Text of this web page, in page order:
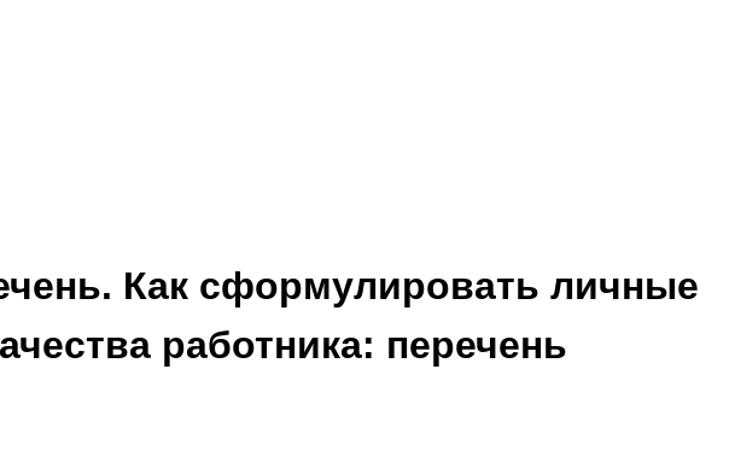
Как сформулировать личные
работника: перечень